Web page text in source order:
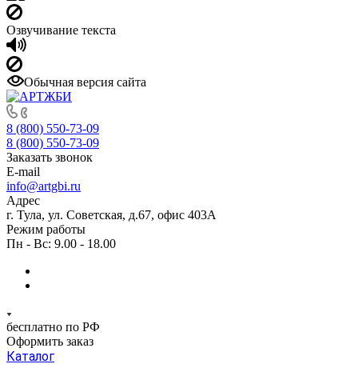
Озвучивание текста
Обычная версия сайта
8 (800) 550-73-09
8 (800) 550-73-09
Заказать звонок
E-mail
info@artgbi.ru
Адрес
г. Тула, ул. Советская, д.67, офис 403А
Режим работы
Пн - Вс: 9.00 - 18.00
бесплатно по РФ
Оформить заказ
Каталог